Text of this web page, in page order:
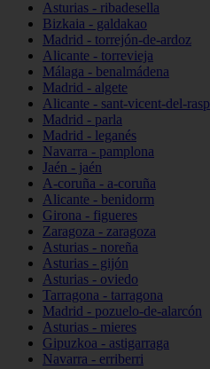
Asturias - ribadesella
Bizkaia - galdakao
Madrid - torrejón-de-ardoz
Alicante - torrevieja
Málaga - benalmádena
Madrid - algete
Alicante - sant-vicent-del-
Madrid - parla
Madrid - leganés
Navarra - pamplona
Jaén - jaén
A-coruña - a-coruña
Alicante - benidorm
Girona - figueres
Zaragoza - zaragoza
Asturias - noreña
Asturias - gijón
Asturias - oviedo
Tarragona - tarragona
Madrid - pozuelo-de-alarcón
Asturias - mieres
Gipuzkoa - astigarraga
Navarra - erriberri